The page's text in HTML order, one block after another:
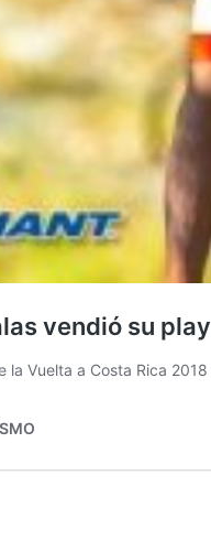
vendió su
la Vuelta a Costa Rica